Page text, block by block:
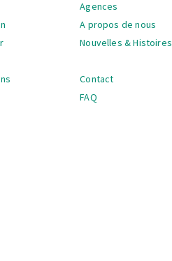
Agences
A propos de nous
Nouvelles & Histoires
Contact
FAQ